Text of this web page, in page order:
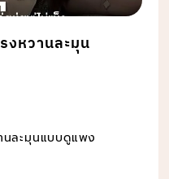
งหวานละมุน
นละมุนแบบดูแพง